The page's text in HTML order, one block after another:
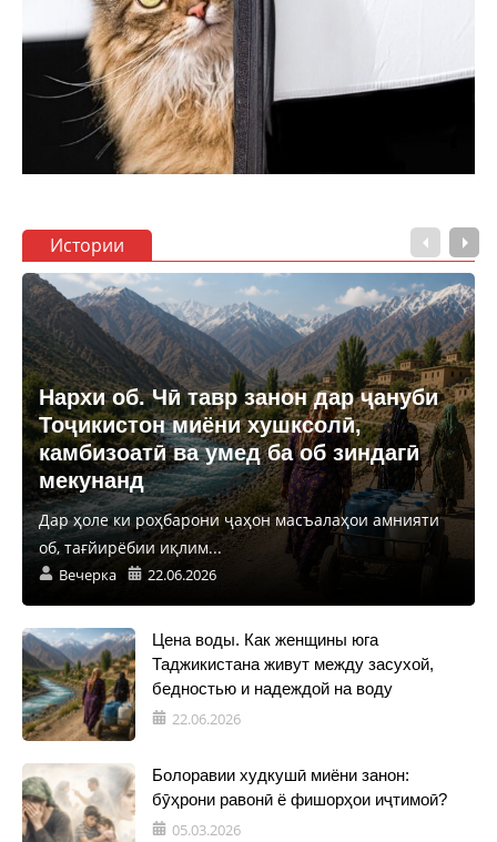
Истории
Нархи об. Чӣ тавр занон дар ҷануби
Тоҷикистон миёни хушксолӣ,
камбизоатӣ ва умед ба об зиндагӣ
мекунанд
Дар ҳоле ки роҳбарони ҷаҳон масъалаҳои амнияти
об, тағйирёбии иқлим...
Вечерка 22.06.2026
Цена воды. Как женщины юга
Таджикистана живут между засухой,
бедностью и надеждой на воду
22.06.2026
Болоравии худкушӣ миёни занон:
бӯҳрони равонӣ ё фишорҳои иҷтимоӣ?
05.03.2026